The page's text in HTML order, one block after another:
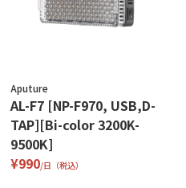
Aputure
AL-F7 [NP-F970, USB,D-
TAP][Bi-color 3200K-
9500K]
¥990/日（税込）